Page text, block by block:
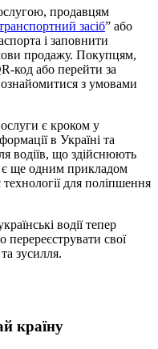
продавцям
засіб” або
і заповнити
продажу. Покупцям,
код або перейти за
з умовами
є кроком у
в Україні та
водіїв, що здійснюють
є ще одним прикладом
для поліпшення
водії тепер
свої
зусилля.
країну